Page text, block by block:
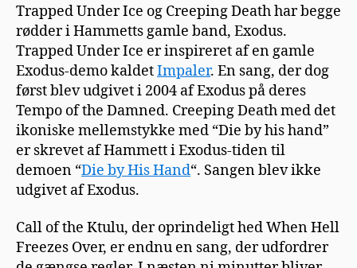
Trapped Under Ice og Creeping Death har begge
rødder i Hammetts gamle band, Exodus.
Trapped Under Ice er inspireret af en gamle
Exodus-demo kaldetImpaler. En sang, der dog
først blev udgivet i 2004 af Exodus på deres
Tempo of the Damned. Creeping Death med det
ikoniske mellemstykke med “Die by his hand”
er skrevet af Hammett i Exodus-tiden til
demoen “Die by His Hand“. Sangen blev ikke
udgivet af Exodus.
Call of the Ktulu, der oprindeligt hed When Hell
Freezes Over, er endnu en sang, der udfordrer